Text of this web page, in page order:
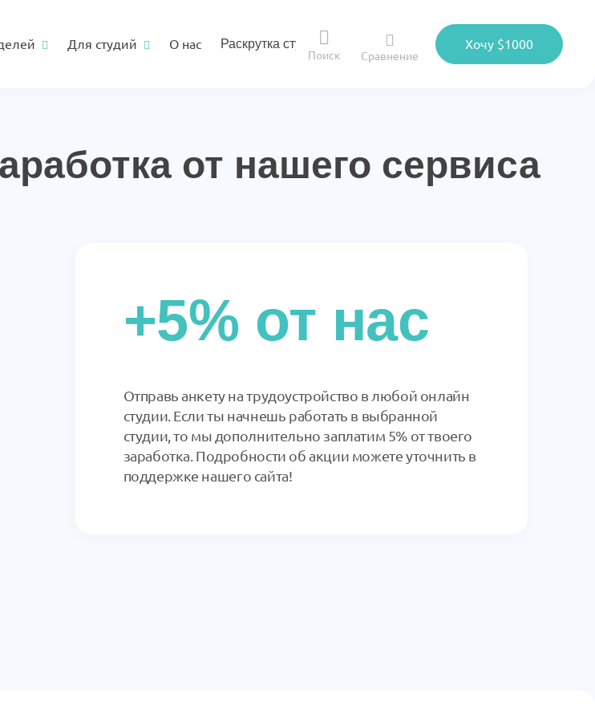
Для студий О нас Раскрутка студии
Поиск Сравнение
Хочу $1000
от нашего сервиса
+5% от нас
Отправь анкету на трудоустройство в любой онлайн
студии. Если ты начнешь работать в выбранной
студии, то мы дополнительно заплатим 5% от твоего
заработка. Подробности об акции можете уточнить в
поддержке нашего сайта!